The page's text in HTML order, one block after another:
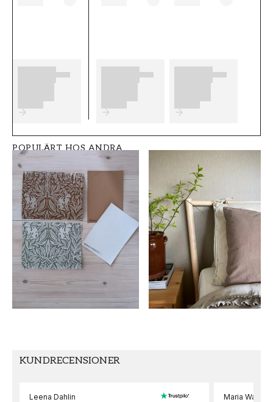
dig bra tips p������ vad som
BREDD (m)
0,53
HÖJD (m)
10,05
MÖNSTER
Sten
KOLLEKTION
Metropolitan
stories iv
FÄRG
Brun
MÖNSTER HÖJD (cm)
64
TAPETTYP MÖNSTERPASSNING
Vardagsrum
POPULÄRT HOS ANDRA
KUNDRECENSIONER
Leena Dahlin Maria